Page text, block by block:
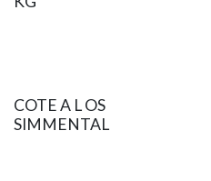
COTE A L OS
SIMMENTAL